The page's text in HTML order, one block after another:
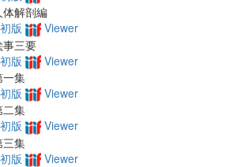
体解剖編
初版
Viewer
事三要
初版
Viewer
一集
初版
Viewer
二集
初版
Viewer
三集
初版
Viewer